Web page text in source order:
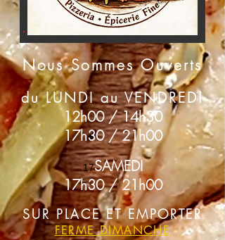
Nous Sommes Ouverts
du LUNDI au VENDREDI
12h00 / 14h30
17h30 / 21h00
17SAMEDI
17h30 / 21h00
SUR PLACE ET EMPORTER
FERME DIMANCHE